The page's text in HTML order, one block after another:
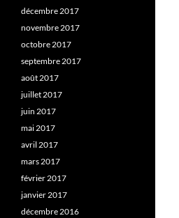
décembre 2017
novembre 2017
octobre 2017
septembre 2017
août 2017
juillet 2017
juin 2017
mai 2017
avril 2017
mars 2017
février 2017
janvier 2017
décembre 2016